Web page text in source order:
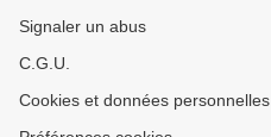
Signaler un abus
C.G.U.
Cookies et données personnelles